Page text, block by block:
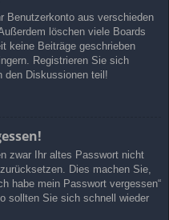
Benutzerkonto aus verschieden
löschen viele Boards
keine Beiträge geschrieben
Registrieren Sie sich
den Diskussionen teil!
zwar Ihr altes Passwort nicht
Dies machen Sie,
habe mein Passwort vergessen“
sollten Sie sich schnell wieder